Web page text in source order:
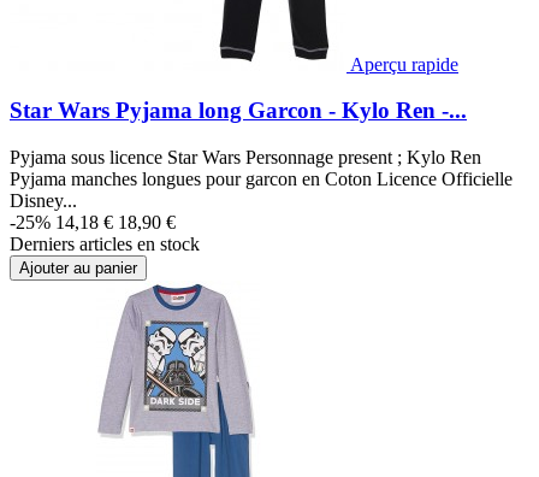
Aperçu rapide
Star Wars Pyjama long Garcon - Kylo Ren -...
Pyjama sous licence Star Wars Personnage present ; Kylo Ren
Pyjama manches longues pour garcon en Coton Licence Officielle
Disney...
-25% 14,18 € 18,90 €
Derniers articles en stock
Ajouter au panier